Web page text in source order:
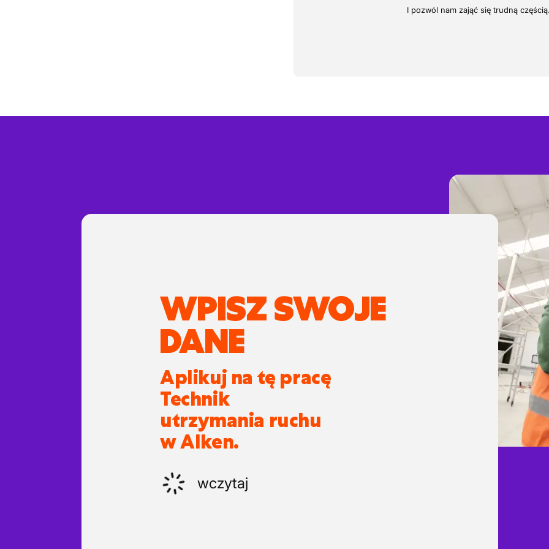
I pozwól nam zająć się trudną
WPISZ SWOJE
DANE
Aplikuj na tę pracę
Technik
utrzymania ruchu
w Alken.
wczytaj